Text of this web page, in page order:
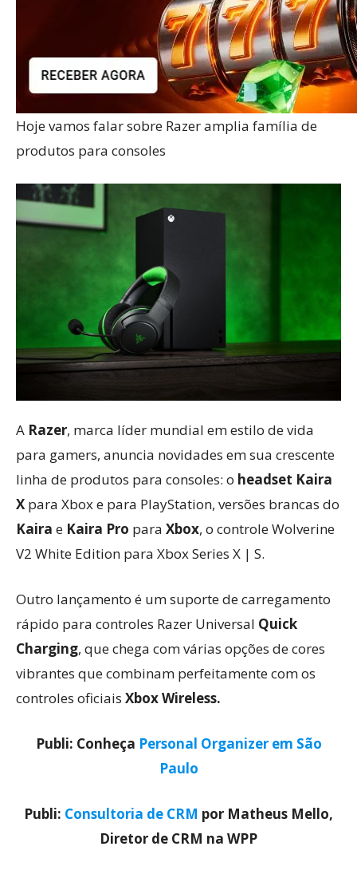
Hoje vamos falar sobre Razer amplia família de
produtos para consoles
A Razer, marca líder mundial em estilo de vida
para gamers, anuncia novidades em sua crescente
linha de produtos para consoles: o headset Kaira
X para Xbox e para PlayStation, versões brancas do
Kaira e Kaira Pro para Xbox, o controle Wolverine
V2 White Edition para Xbox Series X | S.
Outro lançamento é um suporte de carregamento
rápido para controles Razer Universal Quick
Charging, que chega com várias opções de cores
vibrantes que combinam perfeitamente com os
controles oficiais Xbox Wireless.
Publi: Conheça Personal Organizer em São
Paulo
Publi: Consultoria de CRM por Matheus Mello,
Diretor de CRM na WPP